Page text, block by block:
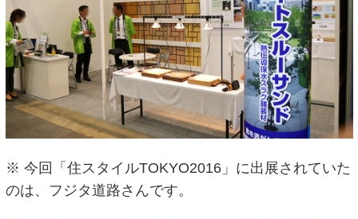
※ 今回「住スタイルTOKYO2016」に出展されていた
のは、フジタ道路さんです。